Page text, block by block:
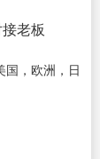
老板
国，欧洲，日